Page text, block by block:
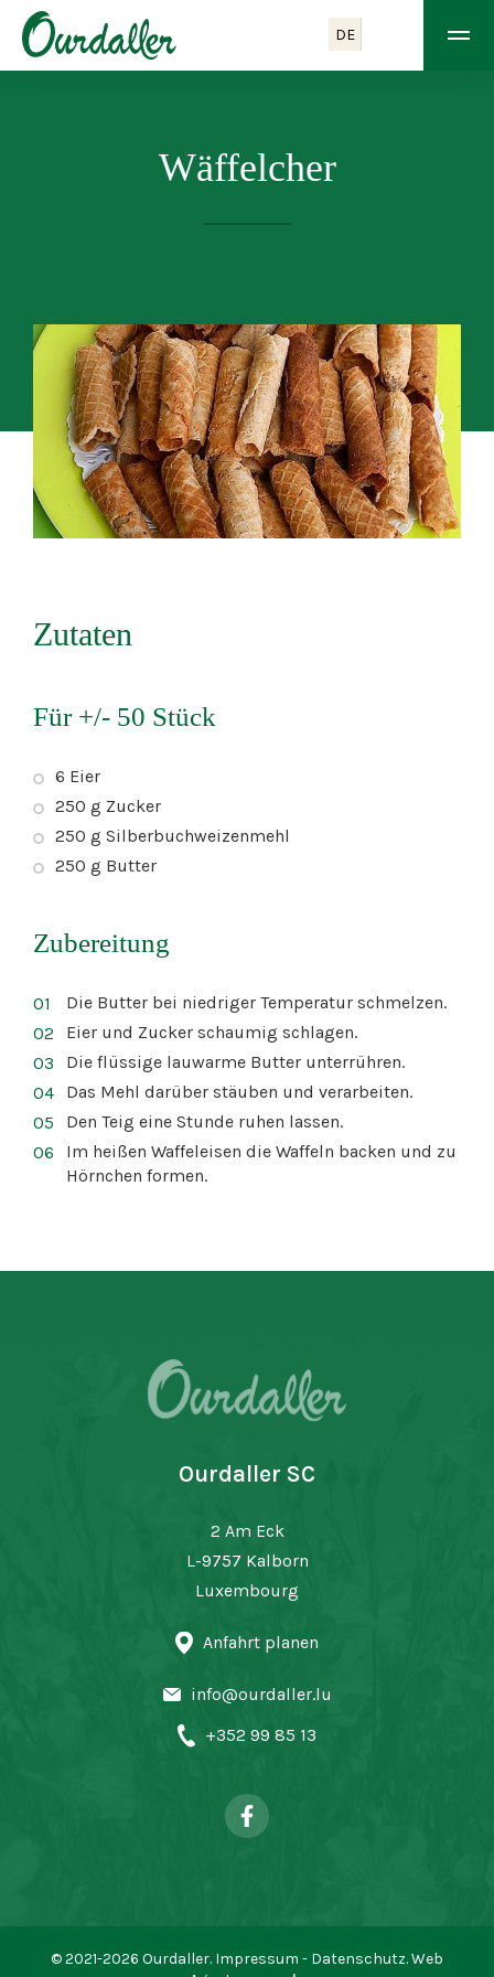
DE
Wäffelcher
Zutaten
Für +/- 50 Stück
6 Eier
250 g Zucker
250 g Silberbuchweizenmehl
250 g Butter
Zubereitung
Die Butter bei niedriger Temperatur schmelzen.
Eier und Zucker schaumig schlagen.
Die flüssige lauwarme Butter unterrühren.
Das Mehl darüber stäuben und verarbeiten.
Den Teig eine Stunde ruhen lassen.
Im heißen Waffeleisen die Waffeln backen und zu
Hörnchen formen.
Ourdaller SC
2 Am Eck
L-9757 Kalborn
Luxembourg
Anfahrt planen
info@ourdaller.lu
+352 99 85 13
© 2021-2026 Ourdaller. Impressum - Datenschutz.Web